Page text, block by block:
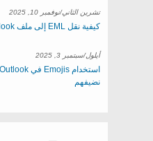
تشرين الثاني/نوفمبر 10, 2025
كيفية نقل EML إلى ملف Outlook أو PST
أيلول/سبتمبر 3, 2025
نضيفهم